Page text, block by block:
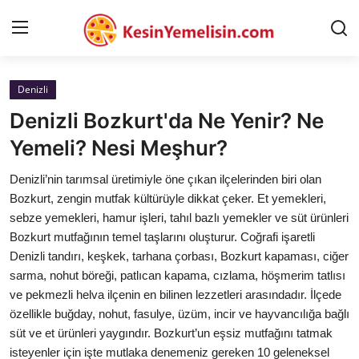
AnaSayfa
Gizlilik Sözleşmesi
Rüya Tabirleri
Diyet & Sağlıklı Beslenme
İletişim
Şehirler
Helal Gıda & Dini Hükümler
Gıda Güvenliği & Bilimi
Denizli
Denizli Bozkurt'da Ne Yenir? Ne
Yemeli? Nesi Meşhur?
Denizli’nin tarımsal üretimiyle öne çıkan ilçelerinden biri olan
Bozkurt, zengin mutfak kültürüyle dikkat çeker. Et yemekleri,
sebze yemekleri, hamur işleri, tahıl bazlı yemekler ve süt ürünleri
Bozkurt mutfağının temel taşlarını oluşturur. Coğrafi işaretli
Denizli tandırı, keşkek, tarhana çorbası, Bozkurt kapaması, ciğer
sarma, nohut böreği, patlıcan kapama, cızlama, höşmerim tatlısı
ve pekmezli helva ilçenin en bilinen lezzetleri arasındadır. İlçede
özellikle buğday, nohut, fasulye, üzüm, incir ve hayvancılığa bağlı
süt ve et ürünleri yaygındır. Bozkurt’un eşsiz mutfağını tatmak
isteyenler için işte mutlaka denemeniz gereken 10 geleneksel